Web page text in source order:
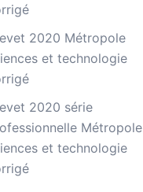
2020 Métropole
et technologie
2020 série
Métropole
et technologie